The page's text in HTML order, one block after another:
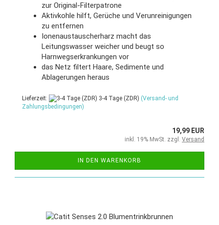
zur Original-Filterpatrone
Aktivkohle hilft, Gerüche und Verunreinigungen
zu entfernen
Ionenaustauscherharz macht das
Leitungswasser weicher und beugt so
Harnwegserkrankungen vor
das Netz filtert Haare, Sedimente und
Ablagerungen heraus
Lieferzeit: 3-4 Tage (ZDR) (Versand- und
Zahlungsbedingungen)
19,99 EUR
inkl. 19% MwSt. zzgl. Versand
IN DEN WARENKORB